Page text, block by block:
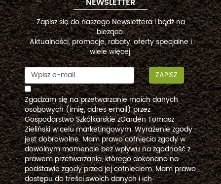
Zapisz się do naszego Newslettera i bądź na
bieżąco.
Aktualności, promocje, rabaty, oferty specjalne i
wiele więcej.
ZAPISZ
Zgadzam się na przetwarzanie moich danych
osobowych (imię, adres email) przez
Gospodarstwo Szkółkarskie zGarden Tomasz
Zieliński w celu marketingowym. Wyrażenie zgody
jest dobrowolne. Mam prawo cofnięcia zgody w
dowolnym momencie bez wpływu na zgodność z
prawem przetwarzania, którego dokonano na
podstawie zgody przed jej cofnięciem. Mam prawo
dostępu do treści swoich danych i ich